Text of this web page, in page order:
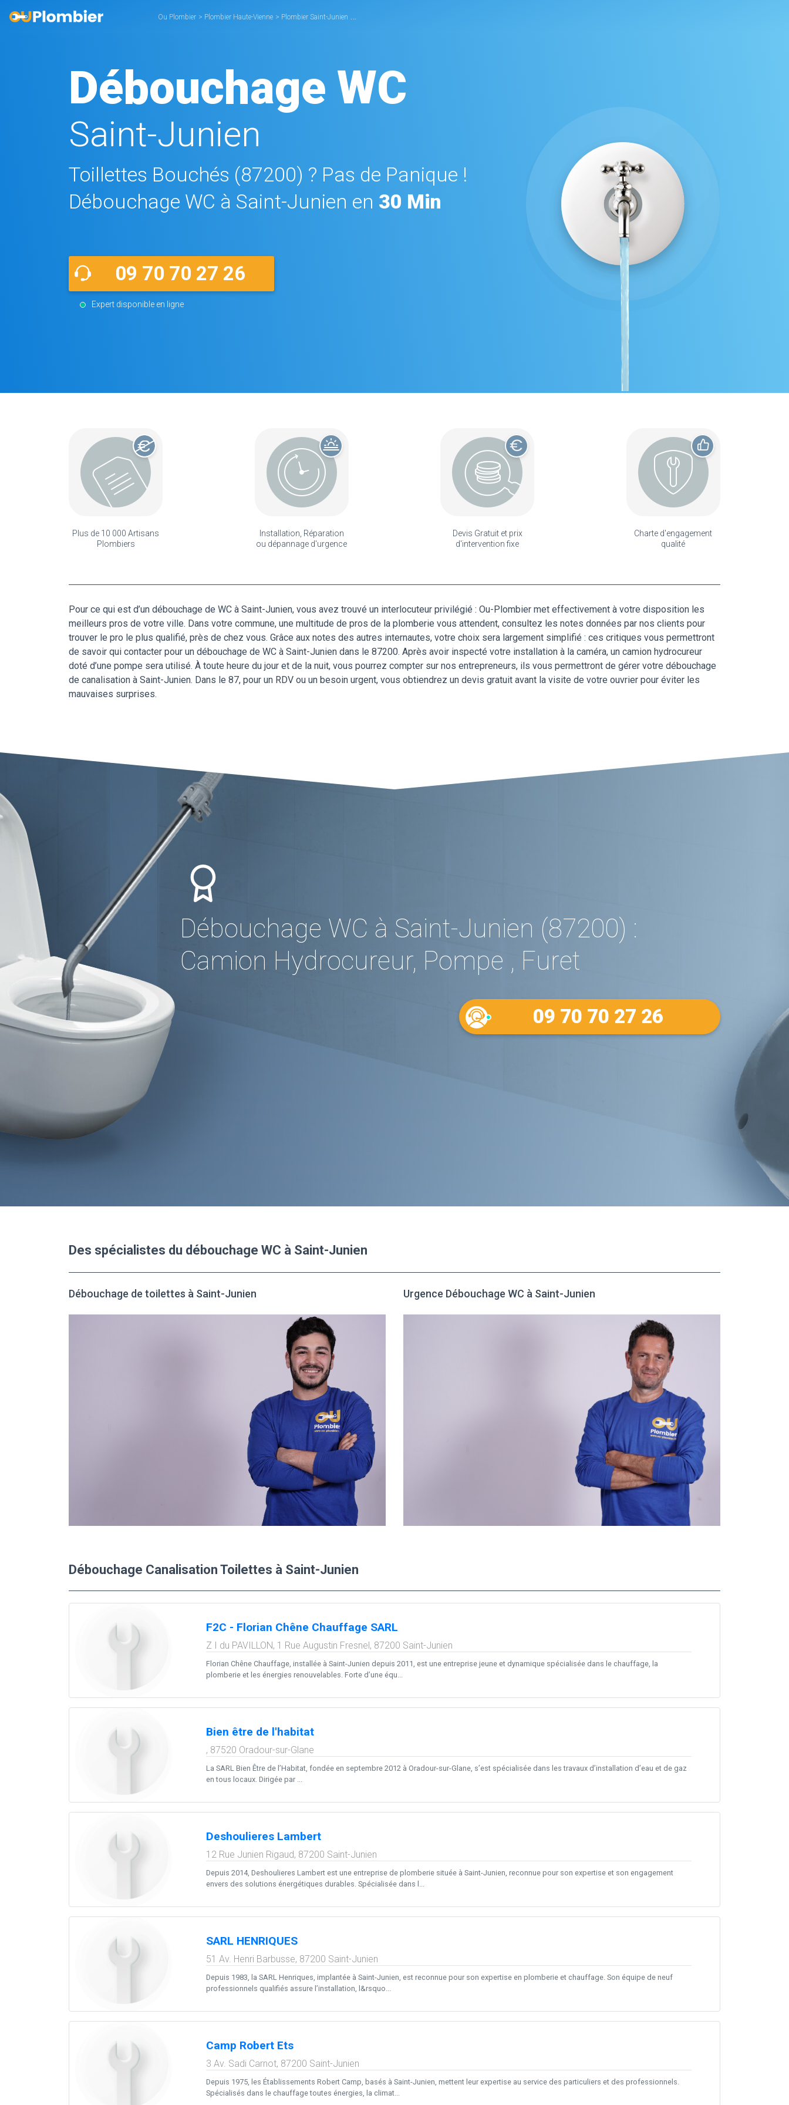
Ou Plombier > Plombier Haute-Vienne > Plombier Saint-Junien
Débouchage WC
Saint-Junien
Toillettes Bouchés (87200) ? Pas de Panique !
Débouchage WC à Saint-Junien en 30 Min
09 70 70 27 26
Expert disponible en ligne
Plus de 10 000 Artisans
Plombiers
Installation, Réparation
ou dépannage d'urgence
Devis Gratuit et prix
d'intervention fixe
Charte d'engagement
qualité
Pour ce qui est d’un débouchage de WC à Saint-Junien, vous avez trouvé un interlocuteur privilégié : Ou-Plombier met effectivement à votre disposition les
meilleurs pros de votre ville. Dans votre commune, une multitude de pros de la plomberie vous attendent, consultez les notes données par nos clients pour
trouver le pro le plus qualifié, près de chez vous. Grâce aux notes des autres internautes, votre choix sera largement simplifié : ces critiques vous permettront
de savoir qui contacter pour un débouchage de WC à Saint-Junien dans le 87200. Après avoir inspecté votre installation à la caméra, un camion hydrocureur
doté d’une pompe sera utilisé. À toute heure du jour et de la nuit, vous pourrez compter sur nos entrepreneurs, ils vous permettront de gérer votre débouchage
de canalisation à Saint-Junien. Dans le 87, pour un RDV ou un besoin urgent, vous obtiendrez un devis gratuit avant la visite de votre ouvrier pour éviter les
mauvaises surprises.
Débouchage WC à Saint-Junien (87200) :
Camion Hydrocureur, Pompe , Furet
09 70 70 27 26
Des spécialistes du débouchage WC à Saint-Junien
Débouchage de toilettes à Saint-Junien Urgence Débouchage WC à Saint-Junien
Débouchage Canalisation Toilettes à Saint-Junien
F2C - Florian Chêne Chauffage SARL
Z I du PAVILLON, 1 Rue Augustin Fresnel, 87200 Saint-Junien
Florian Chêne Chauffage, installée à Saint-Junien depuis 2011, est une entreprise jeune et dynamique spécialisée dans le chauffage, la
plomberie et les énergies renouvelables. Forte d’une équ...
Bien être de l'habitat
, 87520 Oradour-sur-Glane
La SARL Bien Être de l’Habitat, fondée en septembre 2012 à Oradour-sur-Glane, s’est spécialisée dans les travaux d’installation d’eau et de gaz
en tous locaux. Dirigée par ...
Deshoulieres Lambert
12 Rue Junien Rigaud, 87200 Saint-Junien
Depuis 2014, Deshoulieres Lambert est une entreprise de plomberie située à Saint-Junien, reconnue pour son expertise et son engagement
envers des solutions énergétiques durables. Spécialisée dans l...
SARL HENRIQUES
51 Av. Henri Barbusse, 87200 Saint-Junien
Depuis 1983, la SARL Henriques, implantée à Saint-Junien, est reconnue pour son expertise en plomberie et chauffage. Son équipe de neuf
professionnels qualifiés assure l’installation, l&rsquo...
Camp Robert Ets
3 Av. Sadi Carnot, 87200 Saint-Junien
Depuis 1975, les Établissements Robert Camp, basés à Saint-Junien, mettent leur expertise au service des particuliers et des professionnels.
Spécialisés dans le chauffage toutes énergies, la climat...